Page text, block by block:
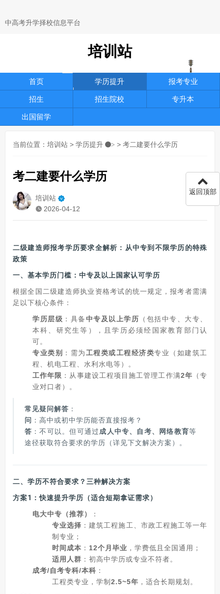
中高考升学择校信息平台
培训站
首页 学历提升 报考专业
招生 招生院校 专升本
出国留学
当前位置： 培训站 > 学历提升 > > 考二建要什么学历
考二建要什么学历
培训站
2026-04-12
二级建造师报考学历要求全解析：从中专到不限学历的特殊
政策
一、 基本学历门槛：中专及以上国家认可学历
根据全国二级建造师执业资格考试的统一规定，报考者需满
足以下核心条件：
学历层级 ：具备中专及以上学历 （包括中专、大专、
本科、研究生等），且学历必须经国家教育部门认
可。
专业类别
：需为工程类或工程经济类专业（如建筑工
程、机电工程、水利水电等）。
工作年限 ：从事建设工程项目施工管理工作满2年 （专
业对口者）。
常见疑问解答 ：
问 ：高中或初中学历能否直接报考？
答 ：不可以。但可通过成人中专、自考、网络教育等
途径获取符合要求的学历（详见下文解决方案）。
二、 学历不符合要求？三种解决方案
方案1：快速提升学历（适合短期拿证需求）
电大中专（推荐）
：
专业选择 ：建筑工程施工、市政工程施工等一年
制专业；
时间成本 ： 12个月毕业 ，学费低且全国通用；
适用人群 ：初高中学历或专业不符者。
成考/自考专科/本科 ：
工程类专业，学制 2.5~5年 ，适合长期规划。
返回顶部